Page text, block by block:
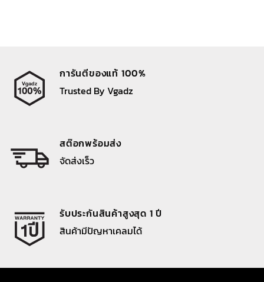
การันตีของแท้ 100%
Trusted By Vgadz
สต๊อกพร้อมส่ง
จัดส่งเร็ว
รับประกันสินค้าสูงสุด 1 ปี
สินค้ามีปัญหาเคลมได้